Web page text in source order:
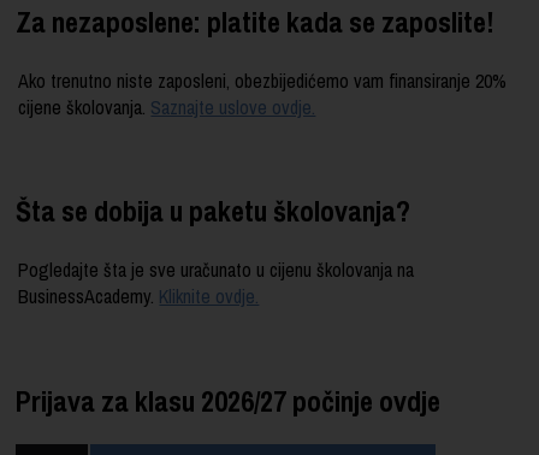
Za nezaposlene: platite kada se zaposlite!
Ako trenutno niste zaposleni, obezbijedićemo vam finansiranje 20%
cijene školovanja. Saznajte uslove ovdje.
Šta se dobija u paketu školovanja?
Pogledajte šta je sve uračunato u cijenu školovanja na
BusinessAcademy. Kliknite ovdje.
Prijava za klasu 2026/27 počinje ovdje